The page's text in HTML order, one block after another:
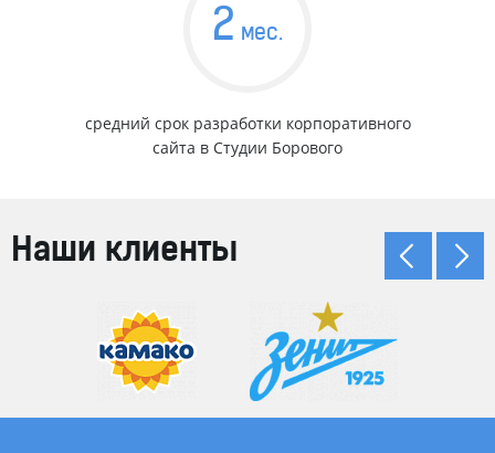
2 мес.
средний срок разработки корпоративного
сайта в Студии Борового
Наши клиенты